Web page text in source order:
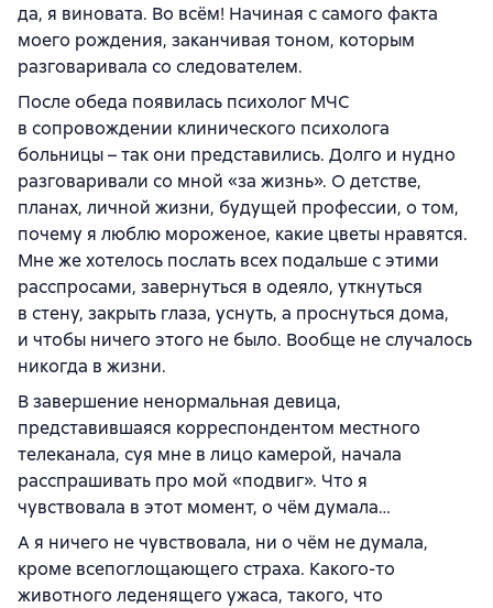
да, я виновата. Во всём! Начиная с самого факта
моего рождения, заканчивая тоном, которым
разговаривала со следователем.
После обеда появилась психолог МЧС
в сопровождении клинического психолога
больницы – так они представились. Долго и нудно
разговаривали со мной «за жизнь». О детстве,
планах, личной жизни, будущей профессии, о том,
почему я люблю мороженое, какие цветы нравятся.
Мне же хотелось послать всех подальше с этими
расспросами, завернуться в одеяло, уткнуться
в стену, закрыть глаза, уснуть, а проснуться дома,
и чтобы ничего этого не было. Вообще не случалось
никогда в жизни.
В завершение ненормальная девица,
представившаяся корреспондентом местного
телеканала, суя мне в лицо камерой, начала
расспрашивать про мой «подвиг». Что я
чувствовала в этот момент, о чём думала…
А я ничего не чувствовала, ни о чём не думала,
кроме всепоглощающего страха. Какого-то
животного леденящего ужаса, такого, что